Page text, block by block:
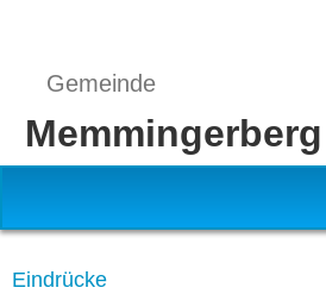
Gemeinde
Memmingerberg
Eindrücke